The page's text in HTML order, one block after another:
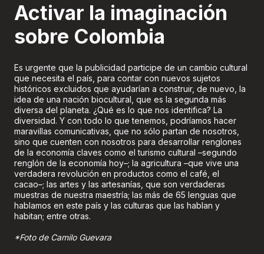
Activar la imaginación
sobre Colombia
Es urgente que la publicidad participe de un cambio cultural
que necesita el país, para contar con nuevos sujetos
históricos excluidos que ayudarían a construir, de nuevo, la
idea de una nación biocultural, que es la segunda más
diversa del planeta. ¿Qué es lo que nos identifica? La
diversidad. Y con todo lo que tenemos, podríamos hacer
maravillas comunicativas, que no sólo partan de nosotros,
sino que cuenten con nosotros para desarrollar renglones
de la economía claves como el turismo cultural –segundo
renglón de la economía hoy–; la agricultura –que vive una
verdadera revolución en productos como el café, el
cacao–; las artes y las artesanías, que son verdaderas
muestras de nuestra maestría; las más de 65 lenguas que
hablamos en este país y las culturas que las hablan y
habitan; entre otras.
*Foto de Camilo Guevara